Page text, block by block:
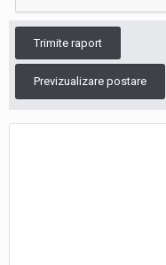
Trimite raport
Previzualizare postare